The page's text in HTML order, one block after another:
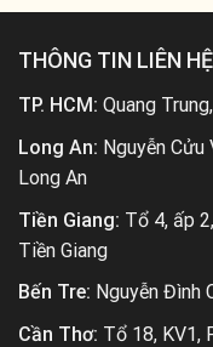
THÔNG TIN LIÊN HỆ
TP. HCM: Quang
Long An: Nguyễn Cửu
Long An
Tiền Giang: Tổ 4, ấp
Tiền Giang
Bến Tre: Nguyễn Đình
Cần Thơ: Tổ 18, KV1,